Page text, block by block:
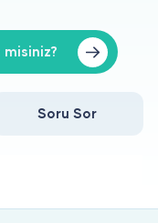
misiniz?
Soru Sor